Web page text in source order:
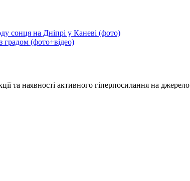
сонця на Дніпрі у Каневі (фото)
градом (фото+відео)
та наявності активного гіперпосилання на джерело